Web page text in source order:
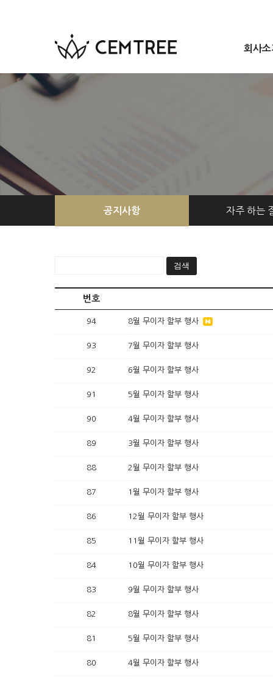
회사소
공지사항 자주 하는
번호
94 8월 무이자 할부 행사
93 7월 무이자 할부 행사
92 6월 무이자 할부 행사
91 5월 무이자 할부 행사
90 4월 무이자 할부 행사
89 3월 무이자 할부 행사
88 2월 무이자 할부 행사
87 1월 무이자 할부 행사
86 12월 무이자 할부 행사
85 11월 무이자 할부 행사
84 10월 무이자 할부 행사
83 9월 무이자 할부 행사
82 8월 무이자 할부 행사
81 5월 무이자 할부 행사
80 4월 무이자 할부 행사